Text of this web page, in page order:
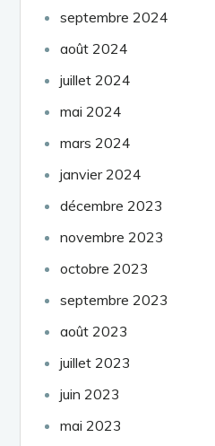
septembre 2024
août 2024
juillet 2024
mai 2024
mars 2024
janvier 2024
décembre 2023
novembre 2023
octobre 2023
septembre 2023
août 2023
juillet 2023
juin 2023
mai 2023